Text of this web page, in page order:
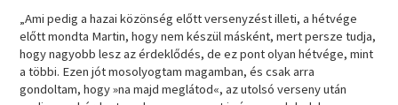
„Ami pedig a hazai közönség előtt versenyzést illeti, a hétvége
előtt mondta Martin, hogy nem készül másként, mert persze tudja,
hogy nagyobb lesz az érdeklődés, de ez pont olyan hétvége, mint
a többi. Ezen jót mosolyogtam magamban, és csak arra
gondoltam, hogy »na majd meglátod«, az utolsó verseny után